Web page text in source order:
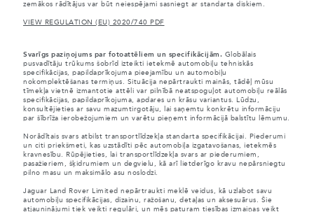
zemākos rādītājus var būt neiespējami sasniegt ar standarta diskiem.
VIEW REGULATION (EU) 2020/740 PDF
Svarīgs paziņojums par fotoattēliem un specifikācijām. Globālais
pusvadītāju trūkums šobrīd izteikti ietekmē automobiļu tehniskās
specifikācijas, papildaprīkojuma pieejamību un automobiļu
nokomplektēšanas termiņus. Situācija nepārtraukti mainās, tādēļ mūsu
tīmekļa vietnē izmantotie attēli var pilnībā neatspoguļot automobiļu reālās
specifikācijas, papildaprīkojuma, apdares un krāsu variantus. Lūdzu,
konsultējieties ar savu mazumtirgotāju, lai saņemtu konkrētu informāciju
par šībrīža ierobežojumiem un varētu pieņemt informācijā balstītu lēmumu.
Norādītais svars atbilst transportlīdzekļa standarta specifikācijai. Piederumi
un citi priekšmeti, kas uzstādīti pēc automobiļa izgatavošanas, ietekmēs
kravnesību. Rūpējieties, lai transportlīdzekļa svars ar piederumiem,
pasažieriem, šķidrumiem un degvielu, kā arī lietderīgo kravu nepārsniegtu
pilno masu un maksimālo asu noslodzi.
Jaguar Land Rover Limited nepārtraukti meklē veidus, kā uzlabot savu
automobiļu specifikācijas, dizainu, ražošanu, detaļas un aksesuārus. Šie
atjauninājumi tiek veikti regulāri, un mēs paturam tiesības izmaiņas veikt